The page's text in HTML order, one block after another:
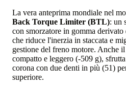
La vera anteprima mondiale nel
Back Torque Limiter (BTL): un
con smorzatore in gomma
che riduce l'inerzia in staccata e
gestione del freno motore. Anche
compatto e leggero (-509 g),
corona con due denti in più (51)
superiore.